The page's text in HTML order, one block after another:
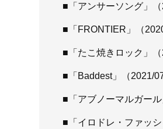
■「アンサーソング」（
■「FRONTIER」（
■「たこ焼きロック」
■「Baddest」（2021/
■「アブノーマルガール
■「イロドレ・ファッ